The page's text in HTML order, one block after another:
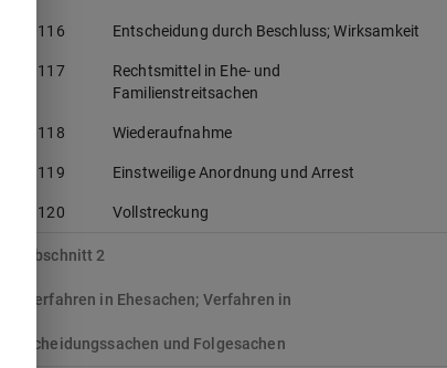
§ 116 Entscheidung durch Beschluss; Wirksamkeit
§ 117
Rechtsmittel in Ehe- und
Familienstreitsachen
§ 118 Wiederaufnahme
§ 119 Einstweilige Anordnung und Arrest
§ 120 Vollstreckung
Abschnitt 2
Verfahren in Ehesachen; Verfahren in
Scheidungssachen und Folgesachen